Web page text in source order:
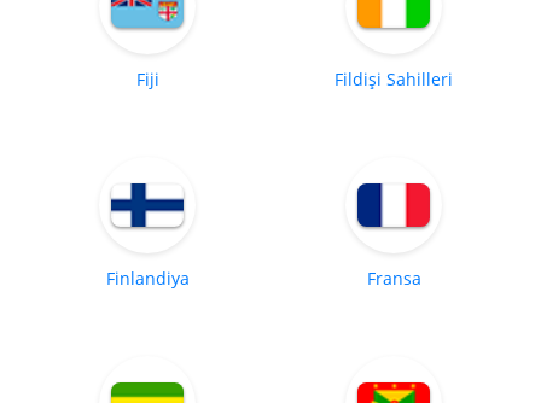
Fiji Fildişi Sahilleri
Finlandiya Fransa